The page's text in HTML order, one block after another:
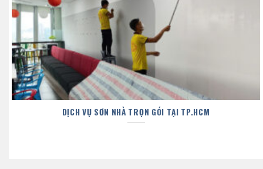
DỊCH VỤ SƠN NHÀ TRỌN GÓI TẠI TP.HCM